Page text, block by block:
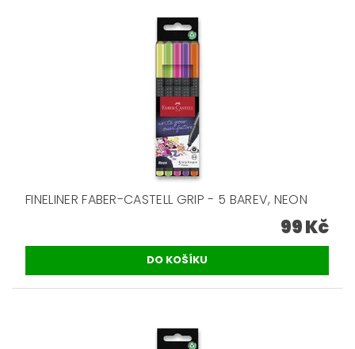
FINELINER FABER-CASTELL GRIP - 5 BAREV, NEON
99 Kč